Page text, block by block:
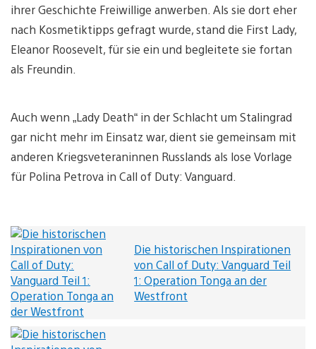
ihrer Geschichte Freiwillige anwerben. Als sie dort eher
nach Kosmetiktipps gefragt wurde, stand die First Lady,
Eleanor Roosevelt, für sie ein und begleitete sie fortan
als Freundin.
Auch wenn „Lady Death“ in der Schlacht um Stalingrad
gar nicht mehr im Einsatz war, dient sie gemeinsam mit
anderen Kriegsveteraninnen Russlands als lose Vorlage
für Polina Petrova in Call of Duty: Vanguard.
Die historischen Inspirationen
von Call of Duty: Vanguard Teil
1: Operation Tonga an der
Westfront